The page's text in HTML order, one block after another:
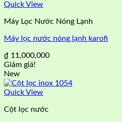
Quick View
Máy Lọc Nước Nóng Lạnh
Máy lọc nước nóng lạnh karofi
₫ 11,000,000
Giảm giá!
New
Quick View
Cột lọc nước